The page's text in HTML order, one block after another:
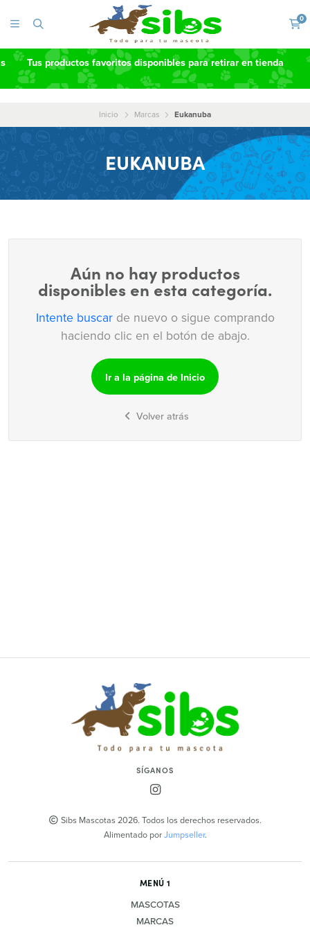
0
Tus productos favoritos disponibles para retirar en tienda
Inicio Marcas Eukanuba
EUKANUBA
Aún no hay productos
disponibles en esta categoría.
Intente buscarde nuevo o sigue comprando
haciendo clic en el botón de abajo.
Ir a la página de Inicio
Volver atrás
SÍGANOS
Sibs Mascotas 2026. Todos los derechos reservados.
Alimentado porJumpseller.
MENÚ 1
MASCOTAS
MARCAS